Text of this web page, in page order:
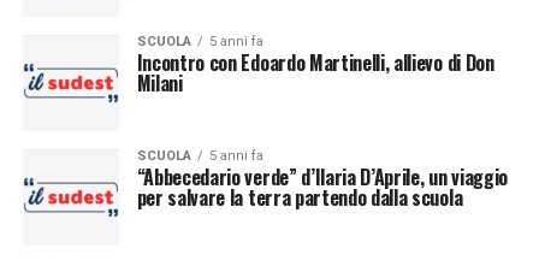
SCUOLA 5 anni fa
Incontro con Edoardo Martinelli, allievo di Don
Milani
SCUOLA 5 anni fa
“Abbecedario verde” d’Ilaria D’Aprile, un viaggio
per salvare la terra partendo dalla scuola